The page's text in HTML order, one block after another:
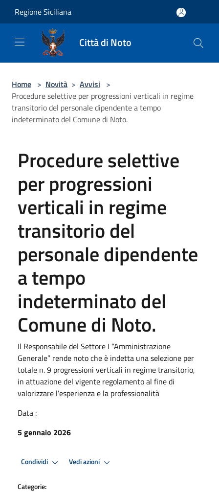
Regione Siciliana
Città di Noto
Home > Novità > Avvisi >
Procedure selettive per progressioni verticali in regime
transitorio del personale dipendente a tempo
indeterminato del Comune di Noto.
Procedure selettive
per progressioni
verticali in regime
transitorio del
personale dipendente
a tempo
indeterminato del
Comune di Noto.
Il Responsabile del Settore I “Amministrazione
Generale” rende noto che è indetta una selezione per
totale n. 9 progressioni verticali in regime transitorio,
in attuazione del vigente regolamento al fine di
valorizzare l’esperienza e la professionalità
Data :
5 gennaio 2026
Condividi Vedi azioni
Categorie: